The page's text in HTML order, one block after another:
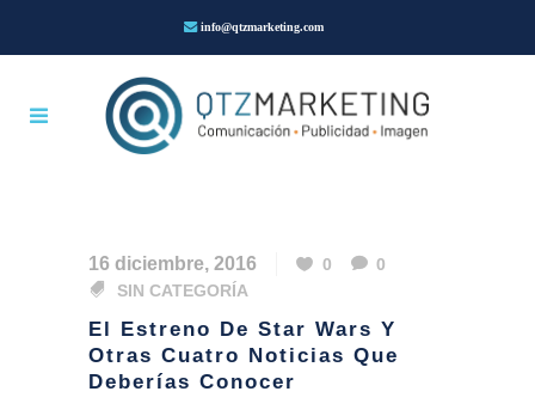
info@qtzmarketing.com
16 diciembre, 2016 0
0
SIN CATEGORÍA
El Estreno De Star Wars Y
Otras Cuatro Noticias Que
Deberías Conocer